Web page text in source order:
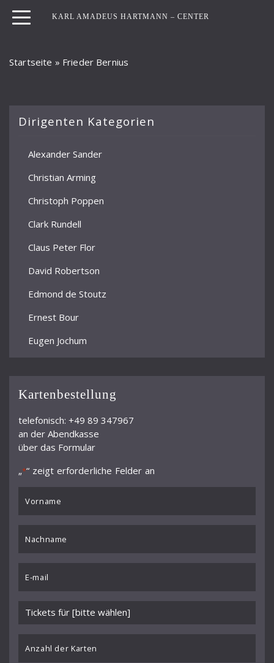
KARL AMADEUS HARTMANN – CENTER
Startseite » Frieder Bernius
Dirigenten Kategorien
Alexander Sander
Christian Arming
Christoph Poppen
Clark Rundell
Claus Peter Flor
David Robertson
Edmond de Stoutz
Ernest Bour
Eugen Jochum
Ferenc Fricsay
Franz André
Fritz Rieger
Gordan Nikolić
Günther Herbig
Hans Müller-Kray
Hans Rosbaud
Heinz Fricke
Heinz Holliger
Kartenbestellung
telefonisch: +49 89 347967
an der Abendkasse
über das Formular
„*“ zeigt erforderliche Felder an
Veranstaltung
wählen
*
der